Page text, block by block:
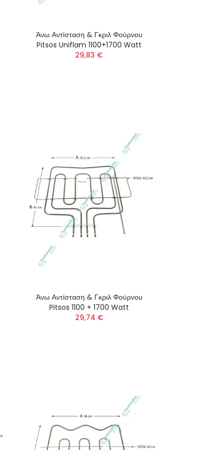
Άνω Αντίσταση & Γκριλ Φούρνου
Pitsos Uniflam 1100+1700 Watt
29,83 €
Άνω Αντίσταση & Γκριλ Φούρνου
Pitsos 1100 + 1700 Watt
29,74 €